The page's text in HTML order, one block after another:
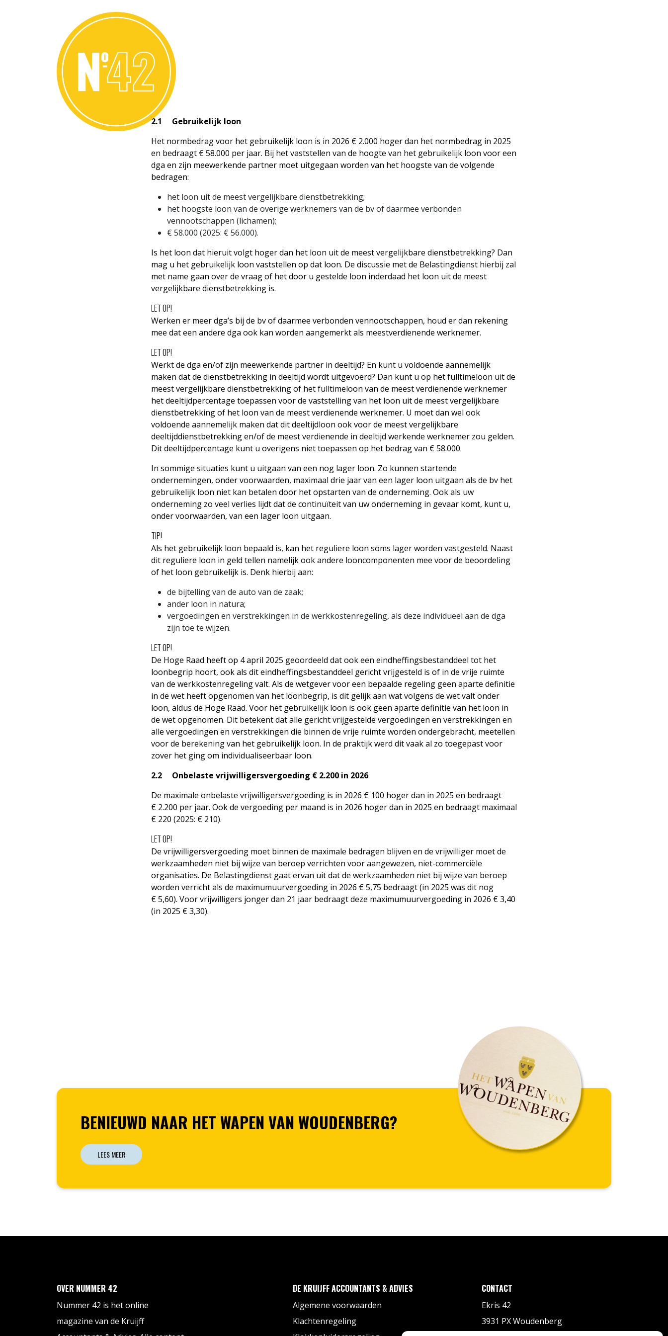
2.1 Gebruikelijk loon
Het normbedrag voor het gebruikelijk loon is in 2026 € 2.000 hoger dan het normbedrag in 2025
en bedraagt € 58.000 per jaar. Bij het vaststellen van de hoogte van het gebruikelijk loon voor een
dga en zijn meewerkende partner moet uitgegaan worden van het hoogste van de volgende
bedragen:
het loon uit de meest vergelijkbare dienstbetrekking;
het hoogste loon van de overige werknemers van de bv of daarmee verbonden
vennootschappen (lichamen);
€ 58.000 (2025: € 56.000).
Is het loon dat hieruit volgt hoger dan het loon uit de meest vergelijkbare dienstbetrekking? Dan
mag u het gebruikelijk loon vaststellen op dat loon. De discussie met de Belastingdienst hierbij zal
met name gaan over de vraag of het door u gestelde loon inderdaad het loon uit de meest
vergelijkbare dienstbetrekking is.
LET OP!
Werken er meer dga’s bij de bv of daarmee verbonden vennootschappen, houd er dan rekening
mee dat een andere dga ook kan worden aangemerkt als meestverdienende werknemer.
LET OP!
Werkt de dga en/of zijn meewerkende partner in deeltijd? En kunt u voldoende aannemelijk
maken dat de dienstbetrekking in deeltijd wordt uitgevoerd? Dan kunt u op het fulltimeloon uit de
meest vergelijkbare dienstbetrekking of het fulltimeloon van de meest verdienende werknemer
het deeltijdpercentage toepassen voor de vaststelling van het loon uit de meest vergelijkbare
dienstbetrekking of het loon van de meest verdienende werknemer. U moet dan wel ook
voldoende aannemelijk maken dat dit deeltijdloon ook voor de meest vergelijkbare
deeltijddienstbetrekking en/of de meest verdienende in deeltijd werkende werknemer zou gelden.
Dit deeltijdpercentage kunt u overigens niet toepassen op het bedrag van € 58.000.
In sommige situaties kunt u uitgaan van een nog lager loon. Zo kunnen startende
ondernemingen, onder voorwaarden, maximaal drie jaar van een lager loon uitgaan als de bv het
gebruikelijk loon niet kan betalen door het opstarten van de onderneming. Ook als uw
onderneming zo veel verlies lijdt dat de continuïteit van uw onderneming in gevaar komt, kunt u,
onder voorwaarden, van een lager loon uitgaan.
TIP!
Als het gebruikelijk loon bepaald is, kan het reguliere loon soms lager worden vastgesteld. Naast
dit reguliere loon in geld tellen namelijk ook andere looncomponenten mee voor de beoordeling
of het loon gebruikelijk is. Denk hierbij aan:
de bijtelling van de auto van de zaak;
ander loon in natura;
vergoedingen en verstrekkingen in de werkkostenregeling, als deze individueel aan de dga
zijn toe te wijzen.
LET OP!
De Hoge Raad heeft op 4 april 2025 geoordeeld dat ook een eindheffingsbestanddeel tot het
loonbegrip hoort, ook als dit eindheffingsbestanddeel gericht vrijgesteld is of in de vrije ruimte
van de werkkostenregeling valt. Als de wetgever voor een bepaalde regeling geen aparte definitie
in de wet heeft opgenomen van het loonbegrip, is dit gelijk aan wat volgens de wet valt onder
loon, aldus de Hoge Raad. Voor het gebruikelijk loon is ook geen aparte definitie van het loon in
de wet opgenomen. Dit betekent dat alle gericht vrijgestelde vergoedingen en verstrekkingen en
alle vergoedingen en verstrekkingen die binnen de vrije ruimte worden ondergebracht, meetellen
voor de berekening van het gebruikelijk loon. In de praktijk werd dit vaak al zo toegepast voor
zover het ging om individualiseerbaar loon.
2.2 Onbelaste vrijwilligersvergoeding € 2.200 in 2026
De maximale onbelaste vrijwilligersvergoeding is in 2026 € 100 hoger dan in 2025 en bedraagt
€ 2.200 per jaar. Ook de vergoeding per maand is in 2026 hoger dan in 2025 en bedraagt maximaal
€ 220 (2025: € 210).
LET OP!
De vrijwilligersvergoeding moet binnen de maximale bedragen blijven en de vrijwilliger moet de
werkzaamheden niet bij wijze van beroep verrichten voor aangewezen, niet-commerciële
organisaties. De Belastingdienst gaat ervan uit dat de werkzaamheden niet bij wijze van beroep
worden verricht als de maximumuurvergoeding in 2026 € 5,75 bedraagt (in 2025 was dit nog
€ 5,60). Voor vrijwilligers jonger dan 21 jaar bedraagt deze maximumuurvergoeding in 2026 € 3,40
(in 2025 € 3,30).
BENIEUWD NAAR HET WAPEN VAN WOUDENBERG?
LEES MEER
OVER NUMMER 42
Nummer 42 is het online
magazine van de Kruijff
DE KRUIJFF ACCOUNTANTS & ADVIES
Algemene voorwaarden
Klachtenregeling
CONTACT
Ekris 42
3931 PX Woudenberg